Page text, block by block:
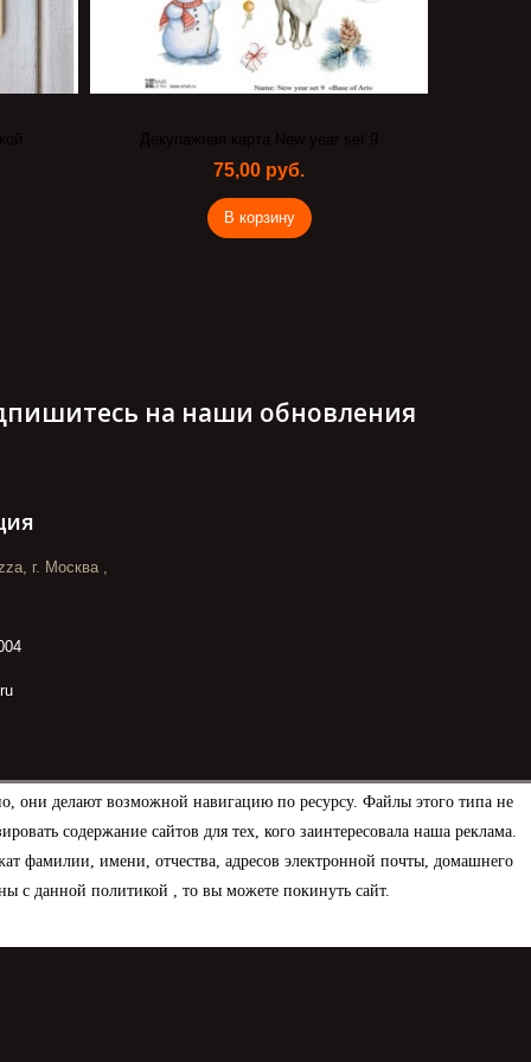
они делают возможной навигацию по ресурсу. Файлы этого типа не
содержание сайтов для тех, кого заинтересовала наша реклама.
фамилии, имени, отчества, адресов электронной почты, домашнего
с данной политикой , то вы можете покинуть сайт.
Декупажная карта New year set 9
75,00 руб.
В корзину
на наши обновления
г. Москва ,